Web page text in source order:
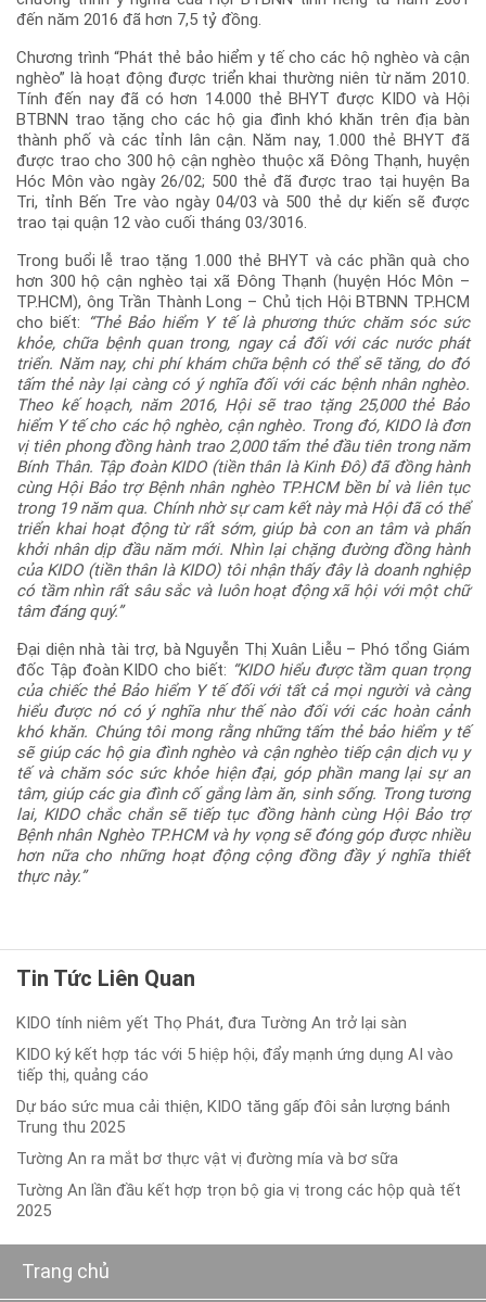
đến năm 2016 đã hơn 7,5 tỷ đồng.
Chương trình “Phát thẻ bảo hiểm y tế cho các hộ nghèo và cận
nghèo” là hoạt động được triển khai thường niên từ năm 2010.
Tính đến nay đã có hơn 14.000 thẻ BHYT được KIDO và Hội
BTBNN trao tặng cho các hộ gia đình khó khăn trên địa bàn
thành phố và các tỉnh lân cận. Năm nay, 1.000 thẻ BHYT đã
được trao cho 300 hộ cận nghèo thuộc xã Đông Thạnh, huyện
Hóc Môn vào ngày 26/02; 500 thẻ đã được trao tại huyện Ba
Tri, tỉnh Bến Tre vào ngày 04/03 và 500 thẻ dự kiến sẽ được
trao tại quận 12 vào cuối tháng 03/3016.
Trong buổi lễ trao tặng 1.000 thẻ BHYT và các phần quà cho
hơn 300 hộ cận nghèo tại xã Đông Thạnh (huyện Hóc Môn –
TP.HCM), ông Trần Thành Long – Chủ tịch Hội BTBNN TP.HCM
cho biết:
“Thẻ Bảo hiểm Y tế là phương thức chăm sóc sức
khỏe, chữa bệnh quan trong, ngay cả đối với các nước phát
triển. Năm nay, chi phí khám chữa bệnh có thể sẽ tăng, do đó
tấm thẻ này lại càng có ý nghĩa đối với các bệnh nhân nghèo.
Theo kế hoạch, năm 2016, Hội sẽ trao tặng 25,000 thẻ Bảo
hiểm Y tế cho các hộ nghèo, cận nghèo. Trong đó, KIDO là đơn
vị tiên phong đồng hành trao 2,000 tấm thẻ đầu tiên trong năm
Bính Thân. Tập đoàn KIDO (tiền thân là Kinh Đô) đã đồng hành
cùng Hội Bảo trợ Bệnh nhân nghèo TP.HCM bền bỉ và liên tục
trong 19 năm qua. Chính nhờ sự cam kết này mà Hội đã có thể
triển khai hoạt động từ rất sớm, giúp bà con an tâm và phấn
khởi nhân dịp đầu năm mới. Nhìn lại chặng đường đồng hành
của KIDO (tiền thân là KIDO) tôi nhận thấy đây là doanh nghiệp
có tầm nhìn rất sâu sắc và luôn hoạt động xã hội với một chữ
tâm đáng quý.”
Đại diện nhà tài trợ, bà Nguyễn Thị Xuân Liễu – Phó tổng Giám
đốc Tập đoàn KIDO cho biết: “KIDO hiểu được tầm quan trọng
của chiếc thẻ Bảo hiểm Y tế đối với tất cả mọi người và càng
hiểu được nó có ý nghĩa như thế nào đối với các hoàn cảnh
khó khăn. Chúng tôi mong rằng những tấm thẻ bảo hiểm y tế
sẽ giúp các hộ gia đình nghèo và cận nghèo tiếp cận dịch vụ y
tế và chăm sóc sức khỏe hiện đại, góp phần mang lại sự an
tâm, giúp các gia đình cố gắng làm ăn, sinh sống. Trong tương
lai, KIDO chắc chắn sẽ tiếp tục đồng hành cùng Hội Bảo trợ
Bệnh nhân Nghèo TP.HCM và hy vọng sẽ đóng góp được nhiều
hơn nữa cho những hoạt động cộng đồng đầy ý nghĩa thiết
thực này.”
Tin Tức Liên Quan
KIDO tính niêm yết Thọ Phát, đưa Tường An trở lại sàn
KIDO ký kết hợp tác với 5 hiệp hội, đẩy mạnh ứng dụng AI vào
tiếp thị, quảng cáo
Dự báo sức mua cải thiện, KIDO tăng gấp đôi sản lượng bánh
Trung thu 2025
Tường An ra mắt bơ thực vật vị đường mía và bơ sữa
Tường An lần đầu kết hợp trọn bộ gia vị trong các hộp quà tết
2025
Trang chủ